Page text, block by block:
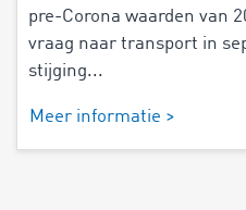
pre-Corona waarden van
vraag naar transport in
stijging...
Meer informatie >